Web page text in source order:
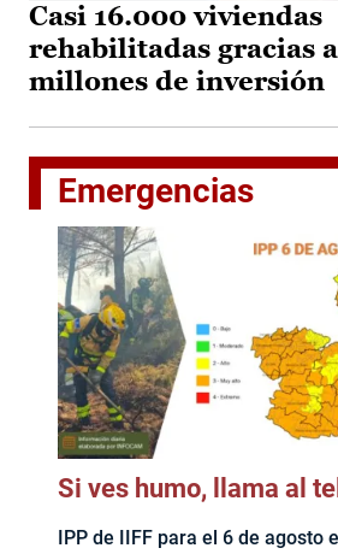
Casi 16.000 viviendas
rehabilitadas gracias
millones de inversión
Emergencias
Si ves humo, llama al
IPP de IIFF para el 6 de agosto